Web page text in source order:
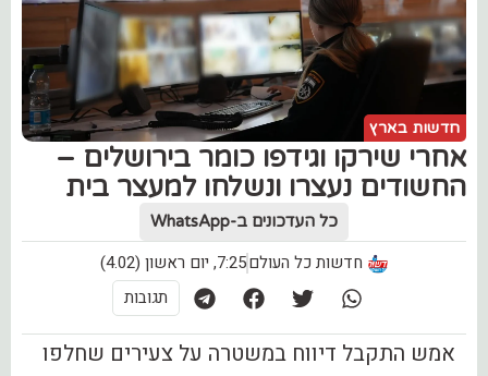
חדשות בארץ
אחרי שירקו וגידפו כומר בירושלים –
החשודים נעצרו ונשלחו למעצר בית
כל העדכונים ב-WhatsApp
חדשות כל העולם7:25, יום ראשון (4.02)
תגובות
אמש התקבל דיווח במשטרה על צעירים שחלפו